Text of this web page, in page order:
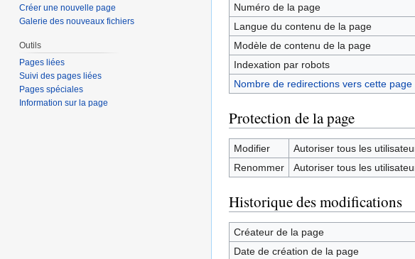
Numéro de la page
Langue du contenu de la page
Modèle de contenu de la page
Indexation par robots
Nombre de redirections vers cette page
Protection de la page
Modifier
Autoriser tous les
Renommer
Autoriser tous les
Historique des modifications
Créateur de la page
Date de création de la page
Créer une nouvelle page
Galerie des nouveaux fichiers
Outils
Pages liées
Suivi des pages liées
Pages spéciales
Information sur la page